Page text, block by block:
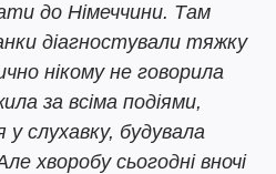
до Німеччини. Там
діагностували тяжку
нікому не говорила
за всіма подіями,
у слухавку, будувала
хворобу сьогодні вночі